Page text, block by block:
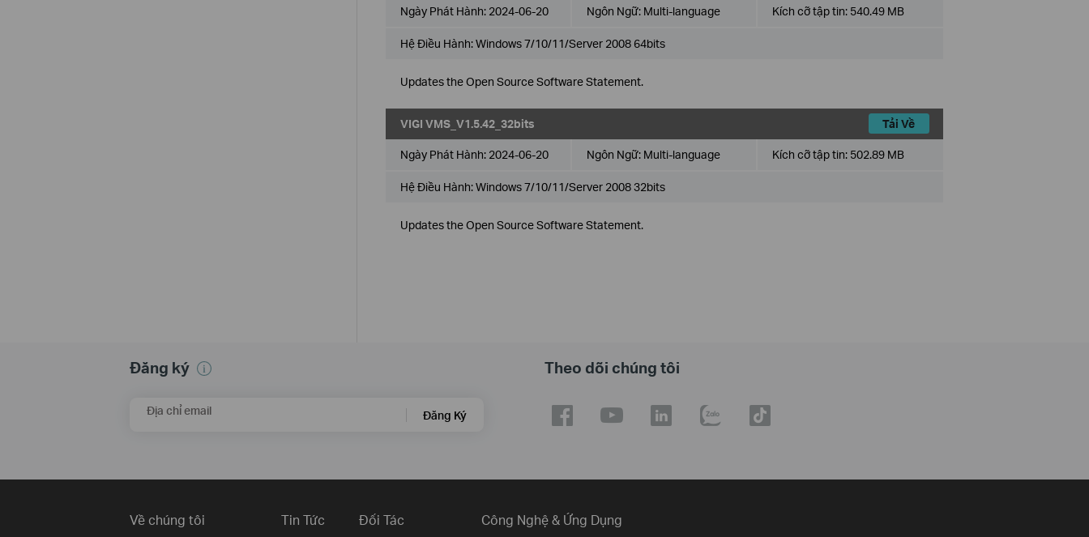
Ngày Phát Hành: 2024-06-20 Ngôn Ngữ: Multi-language Kích cỡ tập tin: 540.49 MB
Hệ Điều Hành: Windows 7/10/11/Server 2008 64bits
Updates the Open Source Software Statement.
VIGI VMS_V1.5.42_32bits Tải Về
Ngày Phát Hành: 2024-06-20 Ngôn Ngữ: Multi-language Kích cỡ tập tin: 502.89 MB
Hệ Điều Hành: Windows 7/10/11/Server 2008 32bits
Updates the Open Source Software Statement.
Đăng ký
Địa chỉ email Đăng Ký
Theo dõi chúng tôi
Về chúng tôi Tin Tức Đối Tác Công Nghệ & Ứng Dụng